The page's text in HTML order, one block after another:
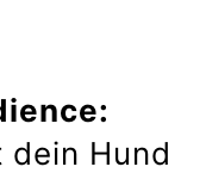
dein Hund